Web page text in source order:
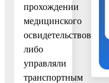
прохождении
медицинского
освидетельствования,
либо
управляли
транспортным